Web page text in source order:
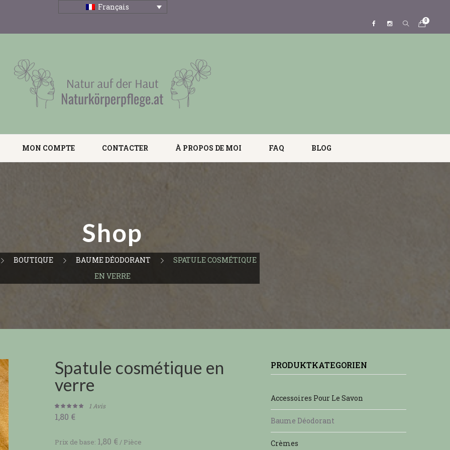
Français
0
MON COMPTE CONTACTER À PROPOS DE MOI FAQ BLOG
Shop
BOUTIQUE BAUME DÉODORANT
SPATULE COSMÉTIQUE
EN VERRE
Spatule cosmétique en
verre
Noté5.00
1
client
1Avis
1,80 €
Prix de base: 1,80 €/ Pièce
PRODUKTKATEGORIEN
Accessoires Pour Le Savon
Baume Déodorant
Crèmes